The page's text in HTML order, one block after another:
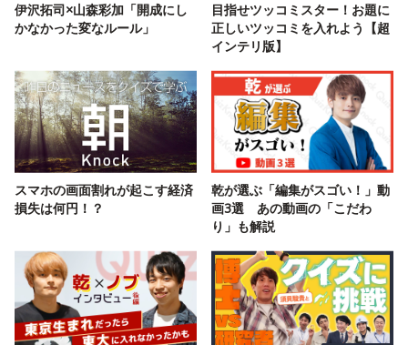
伊沢拓司×山森彩加「開成にし
かなかった変なルール」
目指せツッコミスター！お題に
正しいツッコミを入れよう【超
インテリ版】
スマホの画面割れが起こす経済
損失は何円！？
乾が選ぶ「編集がスゴい！」動
画3選 あの動画の「こだわ
り」も解説